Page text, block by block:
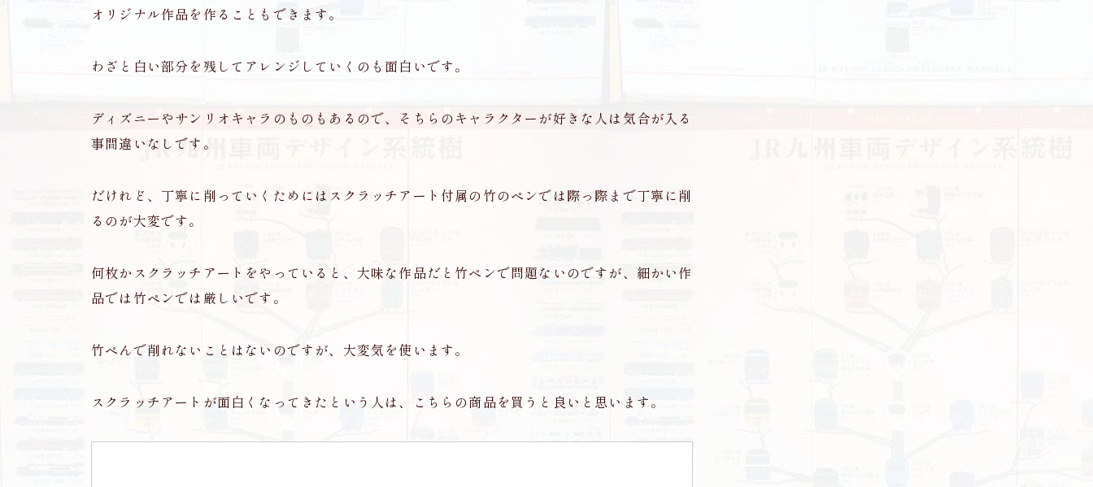
オリジナル作品を作ることもできます。
わざと白い部分を残してアレンジしていくのも面白いです。
ディズニーやサンリオキャラのものもあるので、そちらのキャラクターが好きな人は気合が入る
事間違いなしです。
だけれど、丁寧に削っていくためにはスクラッチアート付属の竹のペンでは際っ際まで丁寧に削
るのが大変です。
何枚かスクラッチアートをやっていると、大味な作品だと竹ペンで問題ないのですが、細かい作
品では竹ペンでは厳しいです。
竹ペんで削れないことはないのですが、大変気を使います。
スクラッチアートが面白くなってきたという人は、こちらの商品を買うと良いと思います。